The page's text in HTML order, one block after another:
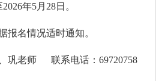
年5月28日。
名情况适时通知。
老师 联系电话：69720758